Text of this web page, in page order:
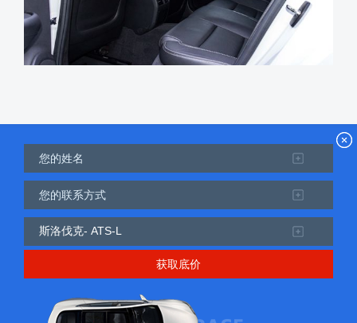
获取底价